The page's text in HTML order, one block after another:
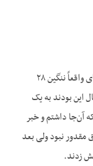
ج- بله. و بعد که به ایران برگشتم و آن جریان کودتای واقعاً ننگین ۲۸
این بودند به یک
آن‌جا داشتم و خبر
نبود ولی بعد
زدند.